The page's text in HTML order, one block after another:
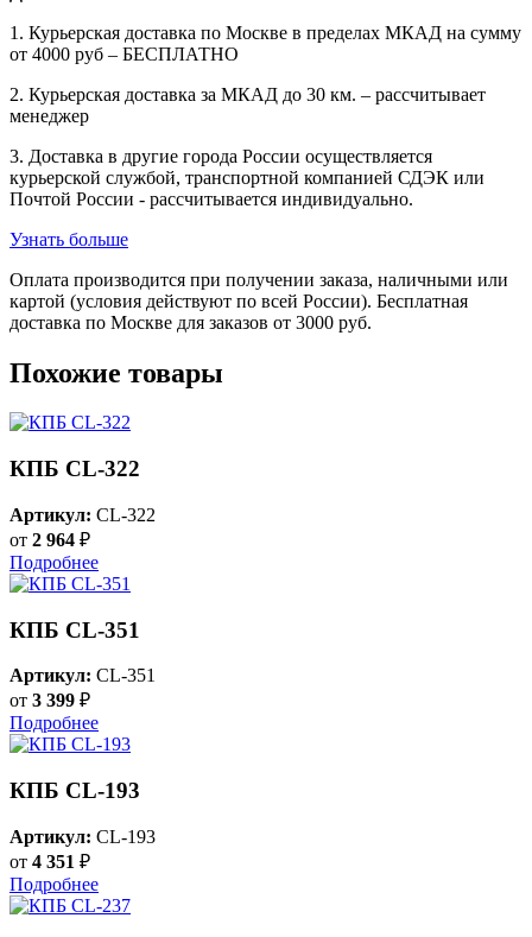
1. Курьерская доставка по Москве в пределах МКАД на сумму
от 4000 руб – БЕСПЛАТНО
2. Курьерская доставка за МКАД до 30 км. – рассчитывает
менеджер
3. Доставка в другие города России осуществляется
курьерской службой, транспортной компанией СДЭК или
Почтой России - рассчитывается индивидуально.
Узнать больше
Оплата производится при получении заказа, наличными или
картой (условия действуют по всей России). Бесплатная
доставка по Москве для заказов от 3000 руб.
Похожие товары
КПБ CL-322
Артикул: CL-322
от 2 964 ₽
Подробнее
КПБ CL-351
Артикул: CL-351
от 3 399 ₽
Подробнее
КПБ CL-193
Артикул: CL-193
от 4 351 ₽
Подробнее